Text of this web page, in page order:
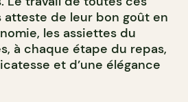
atteste de leur bon goût en
les assiettes du
à chaque étape du repas,
et d’une élégance